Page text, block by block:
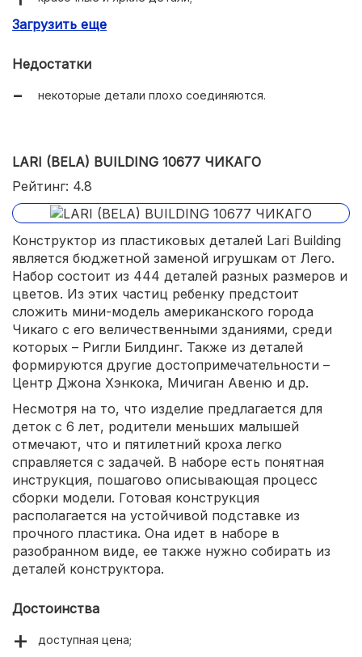
понятная инструкция;
Загрузить еще
Недостатки
некоторые детали плохо соединяются.
LARI (BELA) BUILDING 10677 ЧИКАГО
Рейтинг: 4.8
Конструктор из пластиковых деталей Lari Building
является бюджетной заменой игрушкам от Лего.
Набор состоит из 444 деталей разных размеров и
цветов. Из этих частиц ребенку предстоит
сложить мини-модель американского города
Чикаго с его величественными зданиями, среди
которых – Ригли Билдинг. Также из деталей
формируются другие достопримечательности –
Центр Джона Хэнкока, Мичиган Авеню и др.
Несмотря на то, что изделие предлагается для
деток с 6 лет, родители меньших малышей
отмечают, что и пятилетний кроха легко
справляется с задачей. В наборе есть понятная
инструкция, пошагово описывающая процесс
сборки модели. Готовая конструкция
располагается на устойчивой подставке из
прочного пластика. Она идет в наборе в
разобранном виде, ее также нужно собирать из
деталей конструктора.
Достоинства
доступная цена;